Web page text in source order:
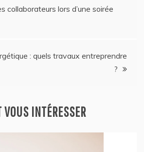
collaborateurs lors d’une soirée
: quels travaux entreprendre
?
VOUS INTÉRESSER